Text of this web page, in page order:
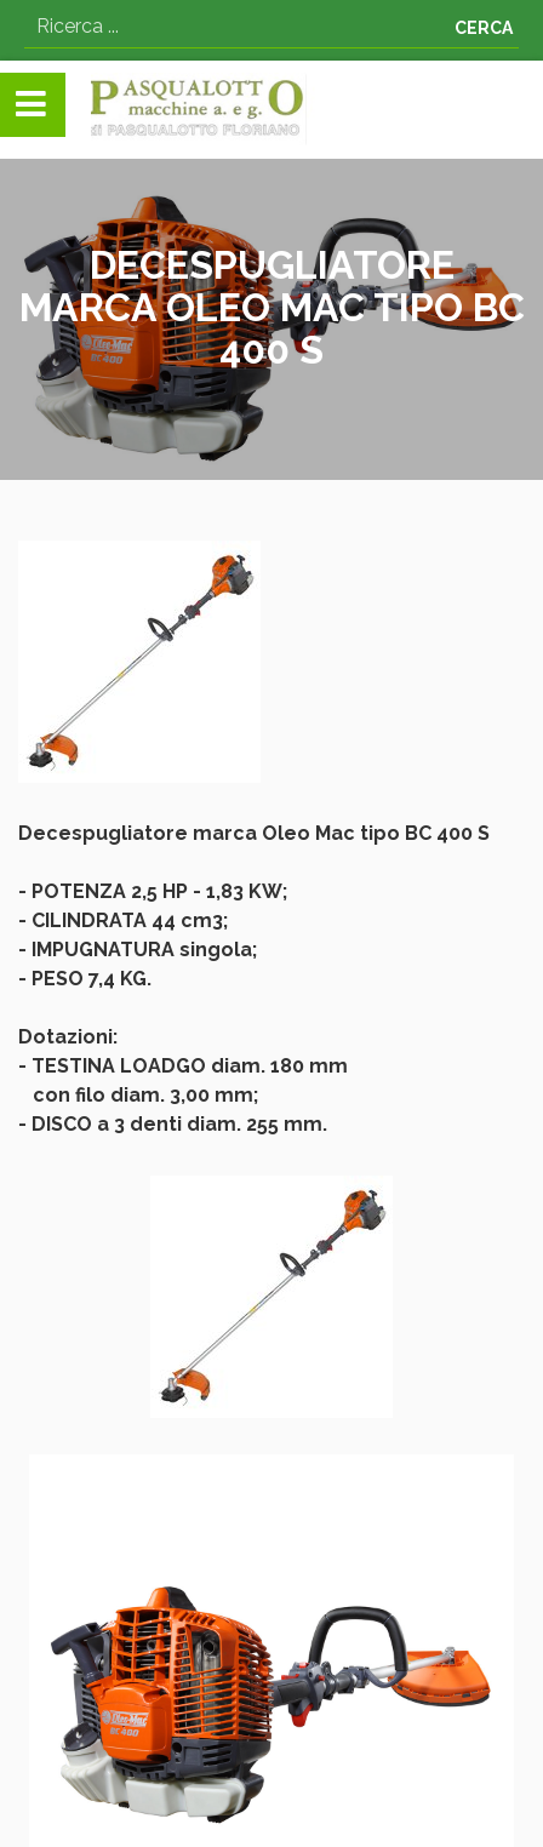
CERCA
DECESPUGLIATORE
MARCA OLEO MAC TIPO BC
400 S
Decespugliatore marca Oleo Mac tipo BC 400 S
- POTENZA 2,5 HP - 1,83 KW;
- CILINDRATA 44 cm3;
- IMPUGNATURA singola;
- PESO 7,4 KG.
Dotazioni:
- TESTINA LOADGO diam. 180 mm
con filo diam. 3,00 mm;
- DISCO a 3 denti diam. 255 mm.